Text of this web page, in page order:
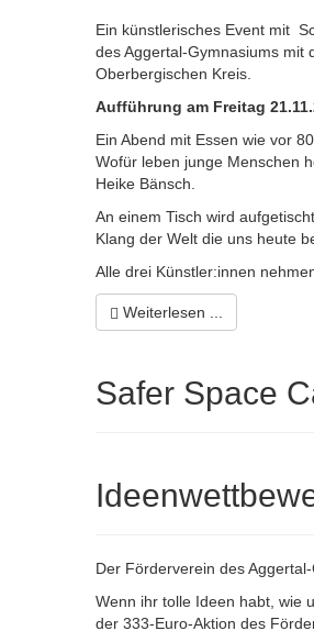
Ein künstlerisches Event mit
des Aggertal-Gymnasiums mit
Oberbergischen Kreis.
Aufführung am Freitag
Ein Abend mit Essen wie vor
Wofür leben junge Menschen
Heike Bänsch.
An einem Tisch wird
Klang der Welt die uns heute
Alle drei Künstler:innen
Weiterlesen ...
Safer Space
Der Förderverein des
Wenn ihr tolle Ideen habt, wie
der 333-Euro-Aktion des